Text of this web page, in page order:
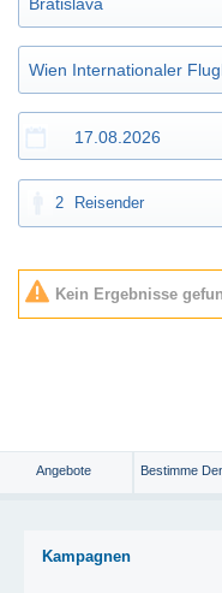
2 Reisender
Kein Ergebnisse
Angebote Bestimme
Kampagnen